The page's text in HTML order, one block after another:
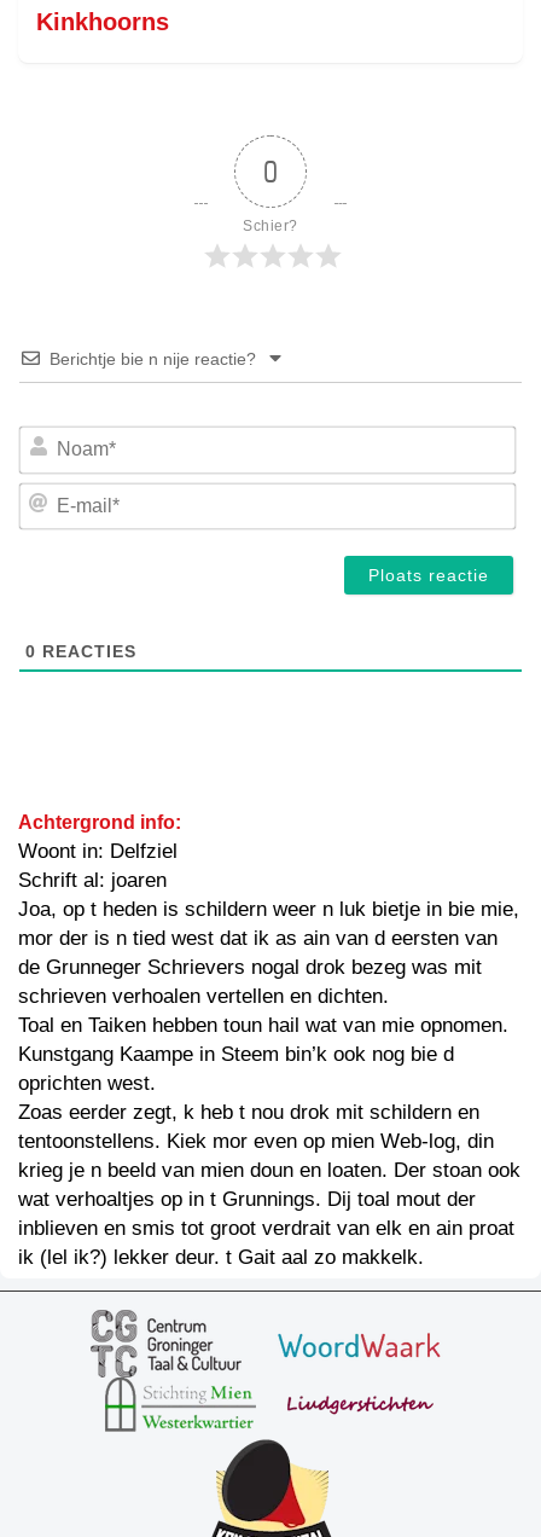
Kinkhoorns
0
Schier?
Berichtje bie n nije reactie?
E-
0 REACTIES
Achtergrond info:
Woont in: Delfziel
Schrift al: joaren
Joa, op t heden is schildern weer n luk bietje in bie mie,
mor der is n tied west dat ik as ain van d eersten van
de Grunneger Schrievers nogal drok bezeg was mit
schrieven verhoalen vertellen en dichten.
Toal en Taiken hebben toun hail wat van mie opnomen.
Kunstgang Kaampe in Steem bin’k ook nog bie d
oprichten west.
Zoas eerder zegt, k heb t nou drok mit schildern en
tentoonstellens. Kiek mor even op mien Web-log, din
krieg je n beeld van mien doun en loaten. Der stoan ook
wat verhoaltjes op in t Grunnings. Dij toal mout der
inblieven en smis tot groot verdrait van elk en ain proat
ik (lel ik?) lekker deur. t Gait aal zo makkelk.